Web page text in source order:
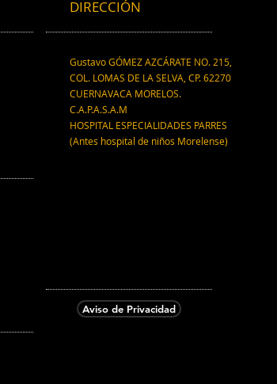
DIRECCIÓN
Gustavo GÓMEZ AZCÁRATE NO. 215,
COL. LOMAS DE LA SELVA, CP. 62270
CUERNAVACA MORELOS.
C.A.P.A.S.A.M
HOSPITAL ESPECIALIDADES PARRES
(Antes hospital de niños Morelense)
Aviso de Privacidad